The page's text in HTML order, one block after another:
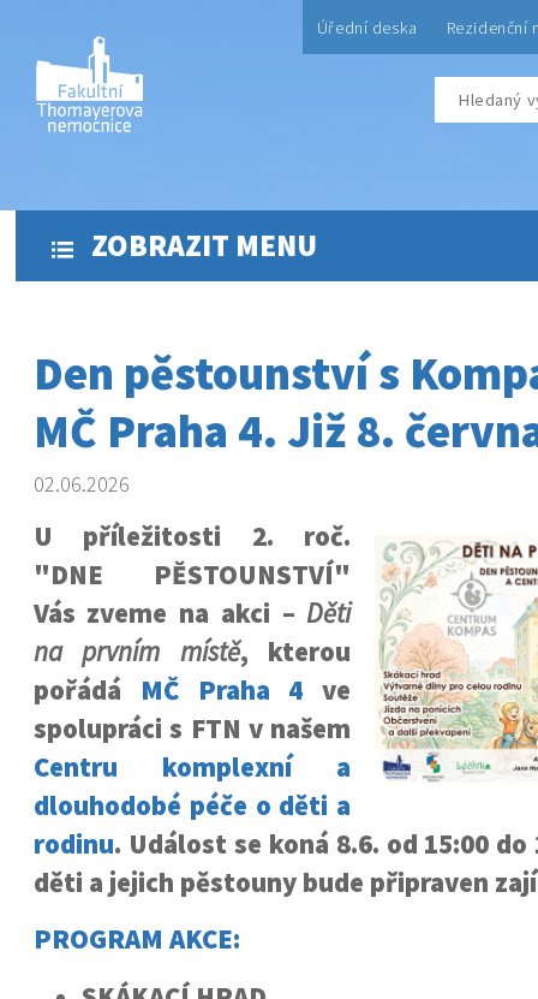
Úřední deska Rezidenční
ZOBRAZIT MENU
Den pěstounství s
MČ Praha 4. Již 8.
02.06.2026
U příležitosti 2. roč.
"DNE PĚSTOUNSTVÍ"
Vás zveme na akci –Děti
na prvním místě, kterou
pořádá MČ Praha 4 ve
spolupráci s FTN v našem
Centru komplexní a
dlouhodobé péče o děti a
rodinu. Událost se koná 8.6. od 15:00
děti a jejich pěstouny bude připraven
PROGRAM AKCE: